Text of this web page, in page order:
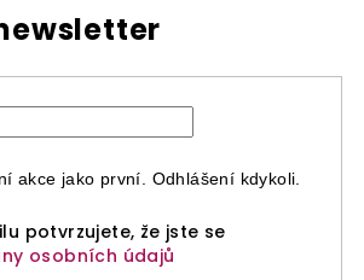
akce jako první. Odhlášení kdykoli.
potvrzujete, že jste se
osobních údajů